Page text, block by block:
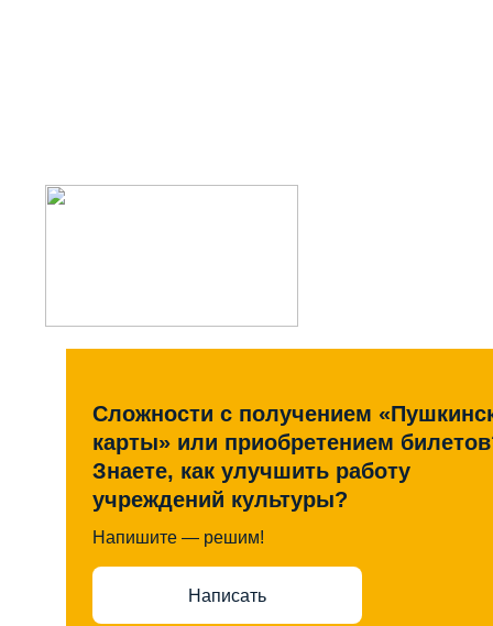
Сложности с получением
карты» или приобретением
Знаете, как улучшить работу
учреждений культуры?
Напишите — решим!
Написать